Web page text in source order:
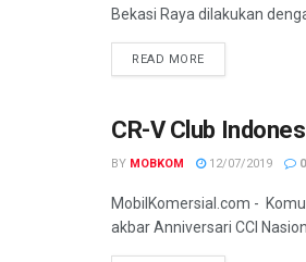
Bekasi Raya dilakukan
READ MORE
KOMUNITAS
CR-V Club
BY MOBKOM 12/07/2019 0
MobilKomersial.com -
akbar Anniversari CCI